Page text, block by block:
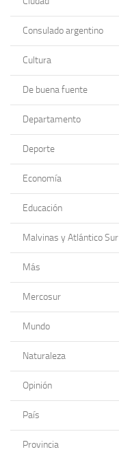
Consulado argentino
Cultura
De buena fuente
Departamento
Deporte
Economía
Educación
Malvinas y Atlántico Sur
Más
Mercosur
Mundo
Naturaleza
Opinión
País
Provincia